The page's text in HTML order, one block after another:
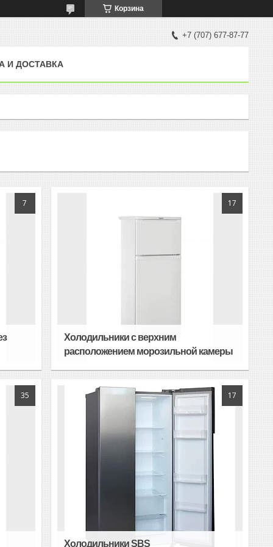
Корзина
+7 (707) 677-87-77
И ДОСТАВКА
7 17
Холодильники с верхним
расположением морозильной камеры
35 17
Холодильники SBS